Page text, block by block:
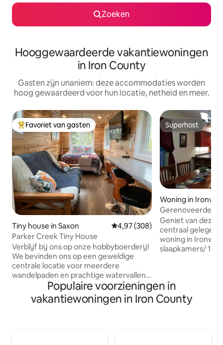
Zoeken
Hooggewaardeerde vakantiewoningen
in Iron County
Gasten zijn unaniem: deze accommodaties worden
hoog gewaardeerd voor hun locatie, netheid en meer.
Topfavoriet van gasten
Favoriet van gasten
Tiny house in Saxon Gemiddelde beoordeling van
4,97 (308)
Parker Creek Tiny House
Verblijf bij ons op onze hobbyboerderij!
We bevinden ons op een geweldige
centrale locatie voor meerdere
wandelpaden en prachtige watervallen.
Veel gasten hebben de zeegrotten in
Cornucopia bezocht, de dag in Bayfield
doorgebracht of de Porcupine
Superhost
Superhost
Woning in
Gerenoveerde
vakantiewoning
Geniet van deze
centraal gelegen
woning in Ironwood. Huis
slaapkamers/ 1,5
parken en paden. Kook je eigen
maaltijden in of dineer
trailer met je ATV
Populaire voorzieningen in
vakantiewoningen in Iron County